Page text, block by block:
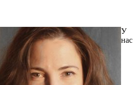
У
нас